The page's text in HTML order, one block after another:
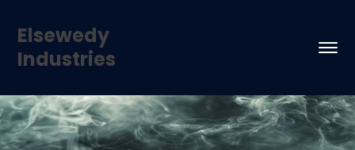
Elsewedy
Industries